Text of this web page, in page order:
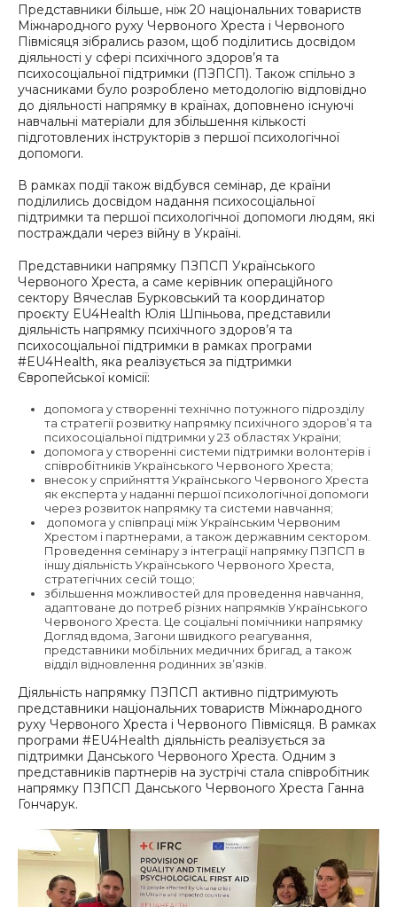
Представники більше, ніж 20 національних товариств
Міжнародного руху Червоного Хреста і Червоного
Півмісяця зібрались разом, щоб поділитись досвідом
діяльності у сфері психічного здоров’я та
психосоціальної підтримки (ПЗПСП). Також спільно з
учасниками було розроблено методологію відповідно
до діяльності напрямку в країнах, доповнено існуючі
навчальні матеріали для збільшення кількості
підготовлених інструкторів з першої психологічної
допомоги.
В рамках події також відбувся семінар, де країни
поділились досвідом надання психосоціальної
підтримки та першої психологічної допомоги людям, які
постраждали через війну в Україні.
Представники напрямку ПЗПСП Українського
Червоного Хреста, а саме керівник операційного
сектору Вячеслав Бурковський та координатор
проєкту EU4Health Юлія Шпіньова, представили
діяльність напрямку психічного здоров’я та
психосоціальної підтримки в рамках програми
#EU4Health, яка реалізується за підтримки
Європейської комісії:
допомога у створенні технічно потужного підрозділу
та стратегії розвитку напрямку психічного здоров’я та
психосоціальної підтримки у 23 областях України;
допомога у створенні системи підтримки волонтерів і
співробітників Українського Червоного Хреста;
внесок у сприйняття Українського Червоного Хреста
як експерта у наданні першої психологічної допомоги
через розвиток напрямку та системи навчання;
допомога у співпраці між Українським Червоним
Хрестом і партнерами, а також державним сектором.
Проведення семінару з інтеграції напрямку ПЗПСП в
іншу діяльність Українського Червоного Хреста,
стратегічних сесій тощо;
збільшення можливостей для проведення навчання,
адаптоване до потреб різних напрямків Українського
Червоного Хреста. Це соціальні помічники напрямку
Догляд вдома, Загони швидкого реагування,
представники мобільних медичних бригад, а також
відділ відновлення родинних зв’язків.
Діяльність напрямку ПЗПСП активно підтримують
представники національних товариств Міжнародного
руху Червоного Хреста і Червоного Півмісяця. В рамках
програми #EU4Health діяльність реалізується за
підтримки Данського Червоного Хреста. Одним з
представників партнерів на зустрічі стала співробітник
напрямку ПЗПСП Данського Червоного Хреста Ганна
Гончарук.